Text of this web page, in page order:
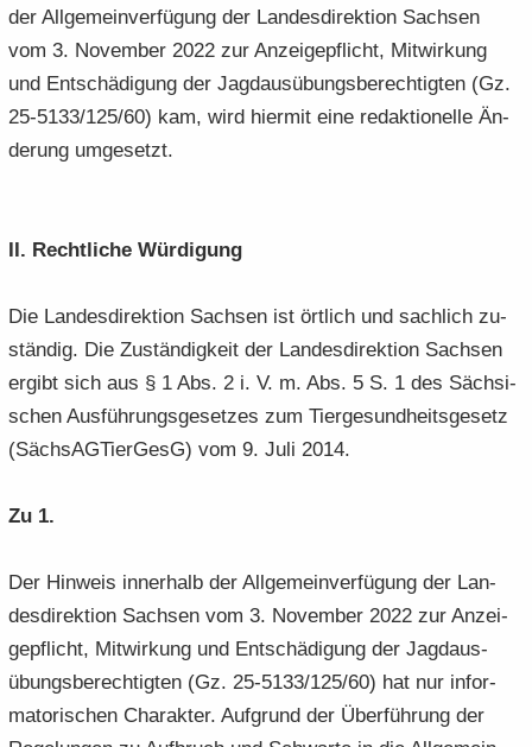
der All­ge­mein­ver­fü­gung der Lan­des­di­rek­ti­on Sach­sen
vom 3. No­vem­ber 2022 zur An­zei­ge­pflicht, Mit­wir­kung
und Ent­schä­di­gung der Jagd­aus­übungs­be­rech­tig­ten (Gz.
25-5133/125/60) kam, wird hier­mit eine re­dak­tio­nel­le Än­
de­rung um­ge­setzt.
II. Recht­li­che Wür­di­gung
Die Lan­des­di­rek­ti­on Sach­sen ist ört­lich und sach­lich zu­
stän­dig. Die Zu­stän­dig­keit der Lan­des­di­rek­ti­on Sach­sen
er­gibt sich aus § 1 Abs. 2 i. V. m. Abs. 5 S. 1 des Säch­si­
schen Aus­füh­rungs­ge­set­zes zum Tier­ge­sund­heits­ge­setz
(Säch­s­AG­Tier­GesG) vom 9. Juli 2014.
Zu 1.
Der Hin­weis in­ner­halb der All­ge­mein­ver­fü­gung der Lan­
des­di­rek­ti­on Sach­sen vom 3. No­vem­ber 2022 zur An­zei­
ge­pflicht, Mit­wir­kung und Ent­schä­di­gung der Jagd­aus­
übungs­be­rech­tig­ten (Gz. 25-5133/125/60) hat nur in­for­
ma­to­ri­schen Cha­rak­ter. Auf­grund der Über­füh­rung der